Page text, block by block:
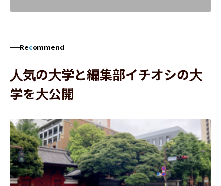
Recommend
人気の大学と編集部イチオシの大
学を大公開